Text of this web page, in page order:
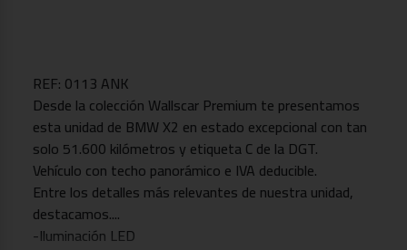
REF: 0113 ANK
Desde la colección Wallscar Premium te presentamos
esta unidad de BMW X2 en estado excepcional con tan
solo 51.600 kilómetros y etiqueta C de la DGT.
Vehículo con techo panorámico e IVA deducible.
Entre los detalles más relevantes de nuestra unidad,
destacamos....
-Iluminación LED